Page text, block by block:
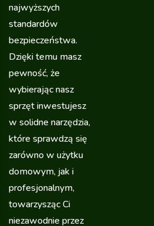
najwyższych
standardów
bezpieczeństwa.
Dzięki temu masz
pewność, że
wybierając nasz
sprzęt inwestujesz
w solidne narzędzia,
które sprawdzą się
zarówno w użytku
domowym, jak i
profesjonalnym,
towarzysząc Ci
niezawodnie przez